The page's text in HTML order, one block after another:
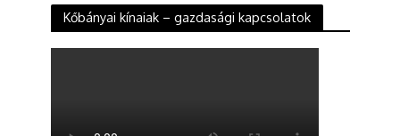
Kőbányai kínaiak – gazdasági kapcsolatok